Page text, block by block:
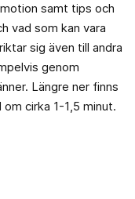
samt tips och
vad som kan vara
sig även till andra
genom
Längre ner finns
cirka 1-1,5 minut.